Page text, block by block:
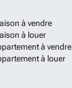
à vendre
à louer
à vendre
à louer